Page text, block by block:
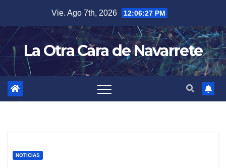
content
Vie. Ago 7th, 2026 12:06:28 PM
La Otra Cara de Navarrete
NOTICIAS